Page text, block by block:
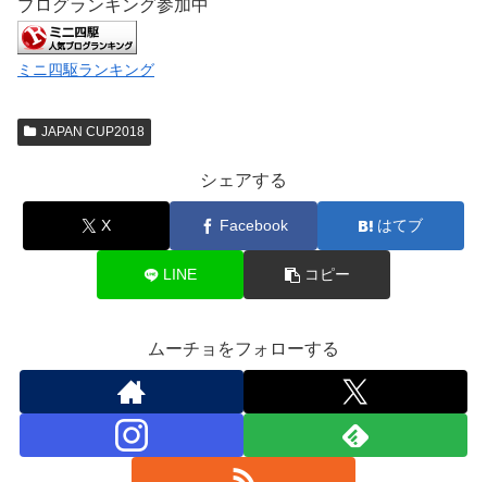
ブログランキング参加中
ミニ四駆ランキング
JAPAN CUP2018
シェアする
X Facebook はてブ
LINE コピー
ムーチョをフォローする